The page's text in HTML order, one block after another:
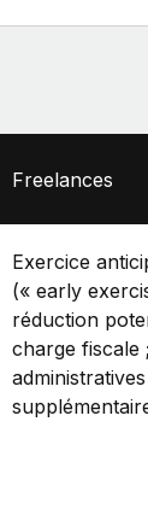
Freelances
Exercice
(« early
réduction
charge fiscale
administratives